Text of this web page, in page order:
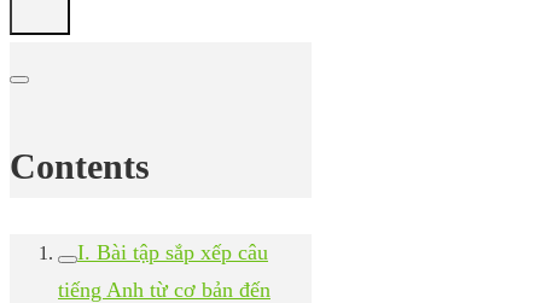
Contents
I. Bài tập sắp xếp câu
tiếng Anh từ cơ bản đến